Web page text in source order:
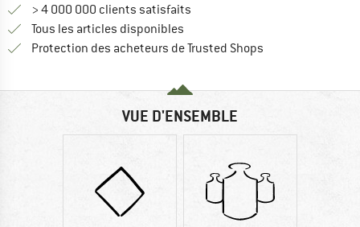
> 4 000 000 clients satisfaits
Tous les articles disponibles
Protection des acheteurs de Trusted Shops
VUE D'ENSEMBLE